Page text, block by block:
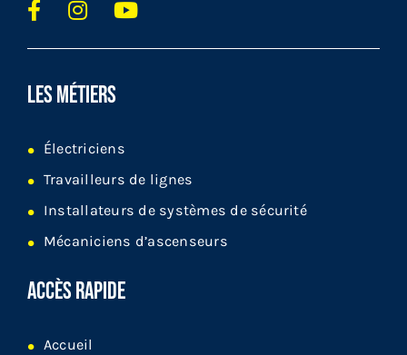
LES MÉTIERS
Électriciens
Travailleurs de lignes
Installateurs de systèmes de sécurité
Mécaniciens d’ascenseurs
ACCÈS RAPIDE
Accueil